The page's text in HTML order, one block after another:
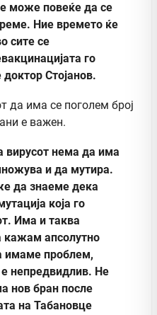
може повеќе да се
Ние времето ќе
сите се
го
Стојанов.
да има се поголем број
е важен.
вирусот нема да има
и да мутира.
да знаеме дека
која го
Има и таква
апсолутно
имаме проблем,
е непредвидлив. Не
нов бран после
на Табановце